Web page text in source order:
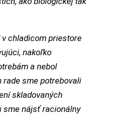
chladicom priestore
nakoľko
a nebol
rade sme potrebovali
skladovaných
sme nájsť racionálny